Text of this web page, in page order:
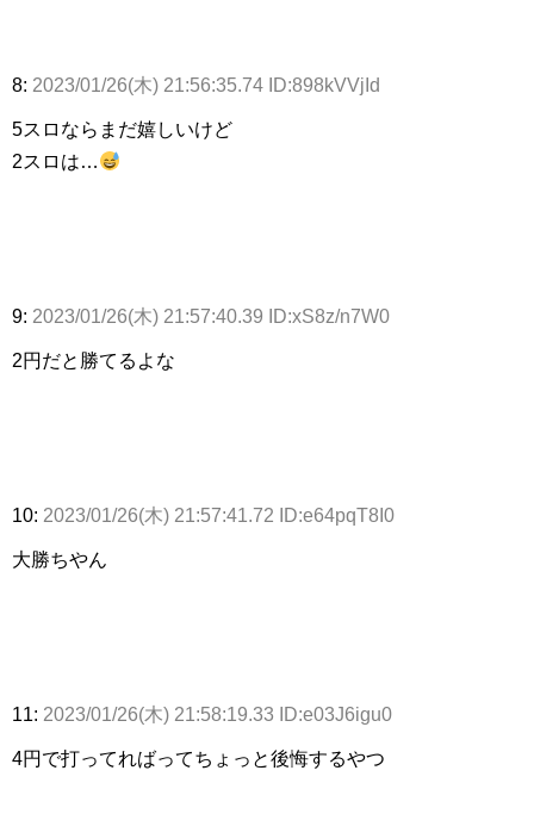
8: 2023/01/26(木) 21:56:35.74 ID:898kVVjId
5スロならまだ嬉しいけど
2スロは…
9: 2023/01/26(木) 21:57:40.39 ID:xS8z/n7W0
2円だと勝てるよな
10: 2023/01/26(木) 21:57:41.72 ID:e64pqT8I0
大勝ちやん
11: 2023/01/26(木) 21:58:19.33 ID:e03J6igu0
4円で打ってればってちょっと後悔するやつ